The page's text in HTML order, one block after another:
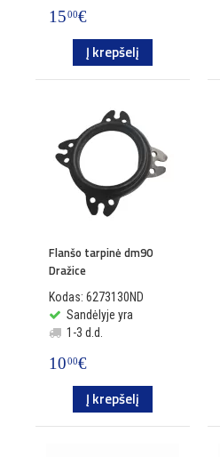
1500€
Į krepšelį
Flanšo tarpinė dm90
Dražice
Kodas: 6273130ND
Sandėlyje yra
1-3 d.d.
1000€
Į krepšelį